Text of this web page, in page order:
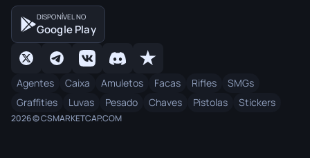
DISPONÍVEL NO
Google Play
Agentes Caixa Amuletos Facas Rifles
SMGs
Graffities
Luvas Pesado Chaves Pistolas Stickers
2026 © CSMARKETCAP.COM